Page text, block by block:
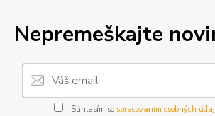
Nepremeškajte
Súhlasím so spracovaním osobných